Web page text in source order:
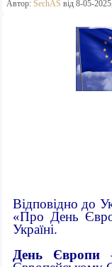
Автор: SechAS від 8-05-
Відповідно до
«Про День
Україні.
День Європи